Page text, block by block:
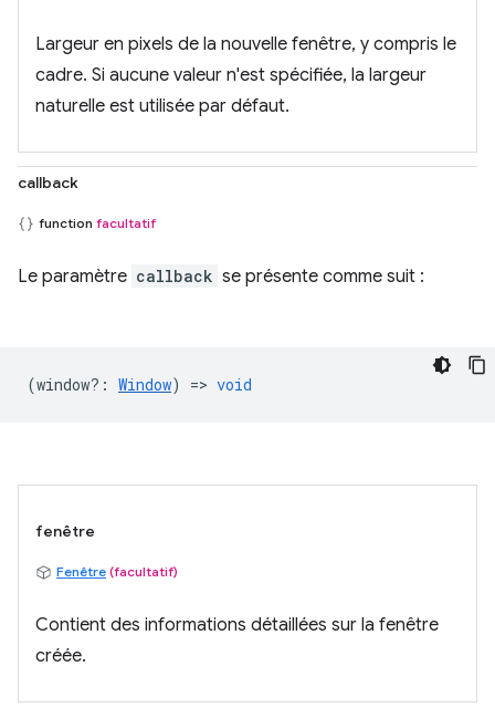
Largeur en pixels de la nouvelle fenêtre, y compris le
cadre. Si aucune valeur n'est spécifiée, la largeur
naturelle est utilisée par défaut.
callback
function facultatif
Le paramètre callback se présente comme suit :
(window? : Window) => void
fenêtre
Fenêtre (facultatif)
Contient des informations détaillées sur la fenêtre
créée.